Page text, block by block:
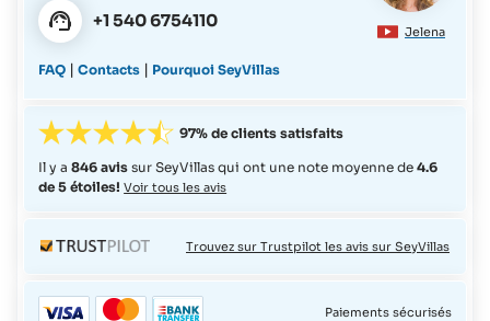
Jelena
+1 540 6754110
FAQ |Contacts | Pourquoi SeyVillas
97% de clients satisfaits
Il y a846 avissur SeyVillas qui ont une note moyenne de4.6
de 5 étoiles! Voir tous les avis
Trouvez sur Trustpilot les avis sur SeyVillas
Paiements sécurisés